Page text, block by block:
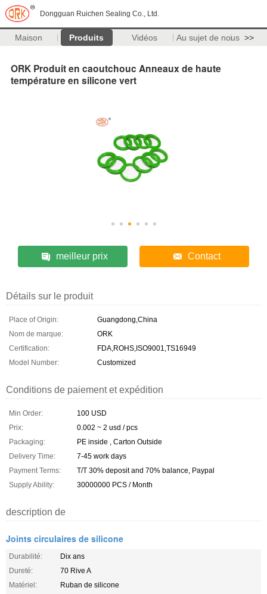
Dongguan Ruichen Sealing Co., Ltd.
Maison Produits Vidéos Au sujet de nous >>
ORK Produit en caoutchouc Anneaux de haute
température en silicone vert
meilleur prix Contact
Détails sur le produit
Place of Origin:
Guangdong,China
Nom de marque:
ORK
Certification:
FDA,ROHS,ISO9001,TS16949
Model Number:
Customized
Conditions de paiement et expédition
Min Order:
100 USD
Prix:
0.002 ~ 2 usd / pcs
Packaging:
PE inside , Carton Outside
Delivery Time:
7-45 work days
Payment Terms:
T/T 30% deposit and 70% balance, Paypal
Supply Ability:
30000000 PCS / Month
description de
Joints circulaires de silicone
Durabilité:
Dix ans
Dureté:
70 Rive A
Matériel:
Ruban de silicone